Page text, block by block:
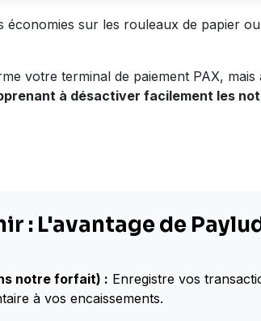
sur les rouleaux de papier
votre terminal de paiement PAX, mais
à désactiver facilement les
: L'avantage de
notre forfait) : Enregistre vos
à vos encaissements.